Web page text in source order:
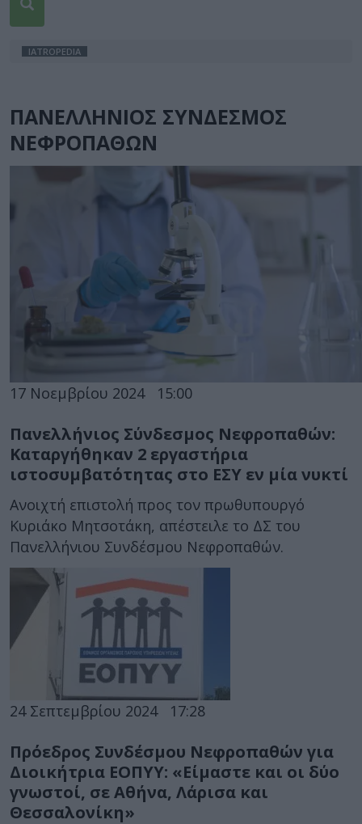
IATROPEDIA
ΠΑΝΕΛΛΗΝΙΟΣ ΣΥΝΔΕΣΜΟΣ
ΝΕΦΡΟΠΑΘΩΝ
17 Νοεμβρίου 2024 15:00
Πανελλήνιος Σύνδεσμος Νεφροπαθών:
Καταργήθηκαν 2 εργαστήρια
ιστοσυμβατότητας στο ΕΣΥ εν μία νυκτί
Ανοιχτή επιστολή προς τον πρωθυπουργό
Κυριάκο Μητσοτάκη, απέστειλε το ΔΣ του
Πανελλήνιου Συνδέσμου Νεφροπαθών.
24 Σεπτεμβρίου 2024 17:28
Πρόεδρος Συνδέσμου Νεφροπαθών για
Διοικήτρια ΕΟΠΥΥ: «Είμαστε και οι δύο
γνωστοί, σε Αθήνα, Λάρισα και
Θεσσαλονίκη»